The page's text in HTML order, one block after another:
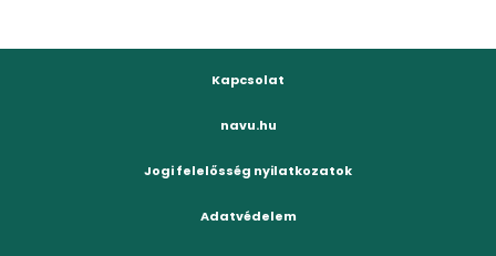
Kapcsolat
navu.hu
Jogi felelősség nyilatkozatok
Adatvédelem